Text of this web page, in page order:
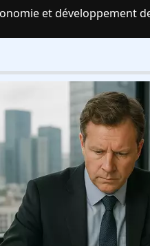
et développement